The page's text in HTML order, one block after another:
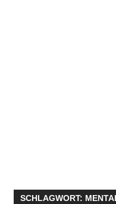
SCHLAGWORT: